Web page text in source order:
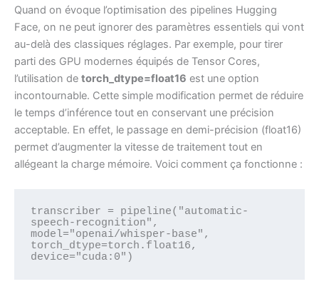
Quand on évoque l’optimisation des pipelines Hugging
Face, on ne peut ignorer des paramètres essentiels qui vont
au-delà des classiques réglages. Par exemple, pour tirer
parti des GPU modernes équipés de Tensor Cores,
l’utilisation de torch_dtype=float16 est une option
incontournable. Cette simple modification permet de réduire
le temps d’inférence tout en conservant une précision
acceptable. En effet, le passage en demi-précision (float16)
permet d’augmenter la vitesse de traitement tout en
allégeant la charge mémoire. Voici comment ça fonctionne :
transcriber = pipeline("automatic-
speech-recognition",
model="openai/whisper-base",
torch_dtype=torch.float16,
device="cuda:0")